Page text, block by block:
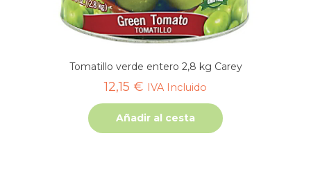
Tomatillo verde entero 2,8 kg Carey
12,15 € IVA Incluido
Añadir al cesta